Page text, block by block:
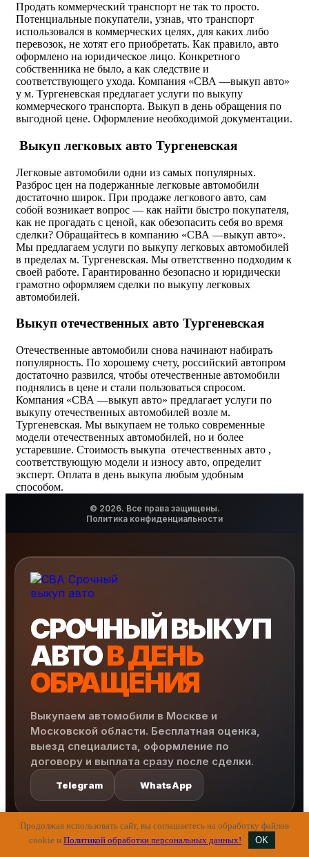
Продать коммерческий транспорт не так то просто.
Потенциальные покупатели, узнав, что транспорт
использовался в коммерческих целях, для каких либо
перевозок, не хотят его приобретать. Как правило, авто
оформлено на юридическое лицо. Конкретного
собственника не было, а как следствие и
соответствующего ухода. Компания «СВА —выкуп авто»
у м. Тургеневская предлагает услуги по выкупу
коммерческого транспорта. Выкуп в день обращения по
выгодной цене. Оформление необходимой документации.
Выкуп легковых авто Тургеневская
Легковые автомобили одни из самых популярных.
Разброс цен на подержанные легковые автомобили
достаточно широк. При продаже легкового авто, сам
собой возникает вопрос — как найти быстро покупателя,
как не прогадать с ценой, как обезопасить себя во время
сделки? Обращайтесь в компанию «СВА —выкуп авто».
Мы предлагаем услуги по выкупу легковых автомобилей
в пределах м. Тургеневская. Мы ответственно подходим к
своей работе. Гарантированно безопасно и юридически
грамотно оформляем сделки по выкупу легковых
автомобилей.
Выкуп отечественных авто Тургеневская
Отечественные автомобили снова начинают набирать
популярность. По хорошему счету, российский автопром
достаточно развился, чтобы отечественные автомобили
поднялись в цене и стали пользоваться спросом.
Компания «СВА —выкуп авто» предлагает услуги по
выкупу отечественных автомобилей возле м.
Тургеневская. Мы выкупаем не только современные
модели отечественных автомобилей, но и более
устаревшие. Стоимость выкупа отечественных авто ,
соответствующую модели и износу авто, определит
эксперт. Оплата в день выкупа любым удобным
способом.
© 2026. Все права защищены.
Политика конфиденциальности
СРОЧНЫЙ ВЫКУП
АВТОВ ДЕНЬ
ОБРАЩЕНИЯ
Выкупаем автомобили в Москве и
Московской области. Бесплатная оценка,
выезд специалиста, оформление по
договору и выплата сразу после сделки.
Telegram WhatsApp
МЕНЮСАЙТА
Продолжая использовать сайт, вы соглашаетесь на обработку файлов
cookie иПолитикой обработки персональных данных! OK